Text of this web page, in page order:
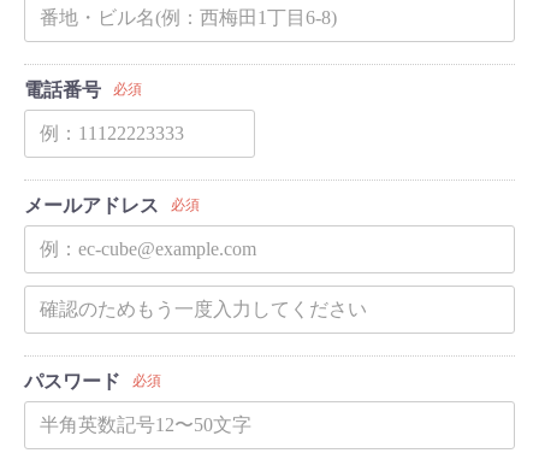
電話番号 必須
メールアドレス 必須
パスワード 必須